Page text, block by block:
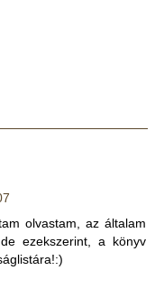
olvastam, az általam
ezekszerint, a könyv